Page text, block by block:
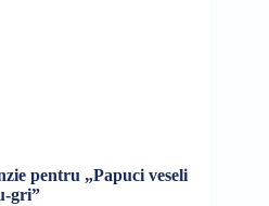
pentru „Papuci veseli
gri”